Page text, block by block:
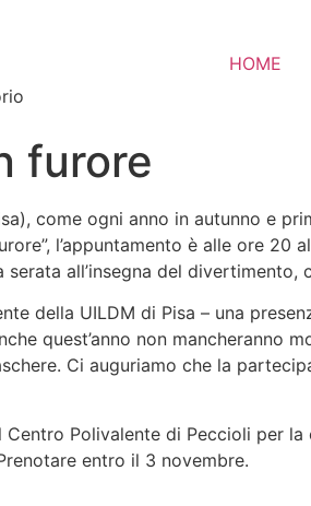
HOME
furore
come ogni anno in autunno e
l’appuntamento è alle ore 20
all’insegna del
della UILDM di Pisa – una
quest’anno non mancheranno
Ci auguriamo che la
Polivalente di Peccioli per la
entro il 3 novembre.